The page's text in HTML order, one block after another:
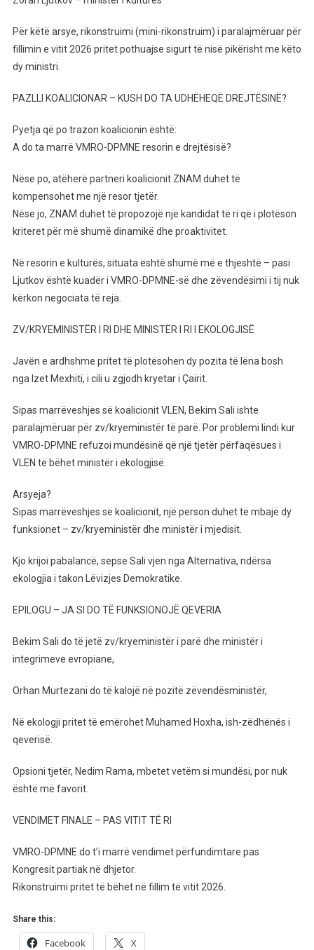
Për këtë arsye, rikonstruimi (mini-rikonstruim) i paralajmëruar për
fillimin e vitit 2026 pritet pothuajse sigurt të nisë pikërisht me këto
dy ministri.
PAZLLI KOALICIONAR – KUSH DO TA UDHËHEQË DREJTËSINË?
Pyetja që po trazon koalicionin është:
A do ta marrë VMRO-DPMNE resorin e drejtësisë?
Nëse po, atëherë partneri koalicionit ZNAM duhet të
kompensohet me një resor tjetër.
Nëse jo, ZNAM duhet të propozojë një kandidat të ri që i plotëson
kriteret për më shumë dinamikë dhe proaktivitet.
Në resorin e kulturës, situata është shumë më e thjeshtë – pasi
Ljutkov është kuadër i VMRO-DPMNE-së dhe zëvendësimi i tij nuk
kërkon negociata të reja.
ZV/KRYEMINISTËR I RI DHE MINISTËR I RI I EKOLOGJISË
Javën e ardhshme pritet të plotësohen dy pozita të lëna bosh
nga Izet Mexhiti, i cili u zgjodh kryetar i Çairit.
Sipas marrëveshjes së koalicionit VLEN, Bekim Sali ishte
paralajmëruar për zv/kryeministër të parë. Por problemi lindi kur
VMRO-DPMNE refuzoi mundësinë që një tjetër përfaqësues i
VLEN të bëhet ministër i ekologjisë.
Arsyeja?
Sipas marrëveshjes së koalicionit, një person duhet të mbajë dy
funksionet – zv/kryeministër dhe ministër i mjedisit.
Kjo krijoi pabalancë, sepse Sali vjen nga Alternativa, ndërsa
ekologjia i takon Lëvizjes Demokratike.
EPILOGU – JA SI DO TË FUNKSIONOJË QEVERIA
Bekim Sali do të jetë zv/kryeministër i parë dhe ministër i
integrimeve evropiane,
Orhan Murtezani do të kalojë në pozitë zëvendësministër,
Në ekologji pritet të emërohet Muhamed Hoxha, ish-zëdhënës i
qeverisë.
Opsioni tjetër, Nedim Rama, mbetet vetëm si mundësi, por nuk
është më favorit.
VENDIMET FINALE – PAS VITIT TË RI
VMRO-DPMNE do t’i marrë vendimet përfundimtare pas
Kongresit partiak në dhjetor.
Rikonstruimi pritet të bëhet në fillim të vitit 2026.
Share this:
Facebook X